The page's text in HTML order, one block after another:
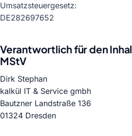
Umsatzsteuergesetz:
DE282697652
Verantwortlich für den
MStV
Dirk Stephan
kalkül IT & Service gmbh
Bautzner Landstraße 136
01324 Dresden